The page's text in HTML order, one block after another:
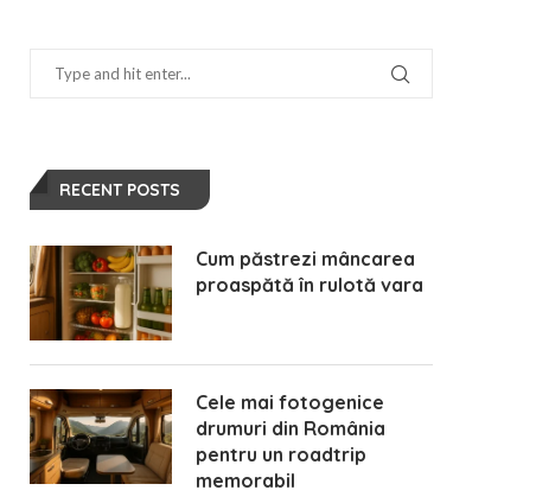
Rulota pentru introvertiți liniște
spațiu și control
aprilie 16, 2026
Vacanță în rulota sau
clasică – ce alegem și de
RECENT POSTS
Cum păstrezi mâncarea
proaspătă în rulotă vara
Cele mai fotogenice
drumuri din România
pentru un roadtrip
memorabil